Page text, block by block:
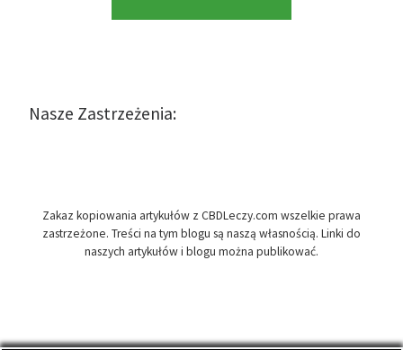
Nasze Zastrzeżenia:
Zakaz kopiowania artykułów z CBDLeczy.com wszelkie prawa
zastrzeżone. Treści na tym blogu są naszą własnością. Linki do
naszych artykułów i blogu można publikować.